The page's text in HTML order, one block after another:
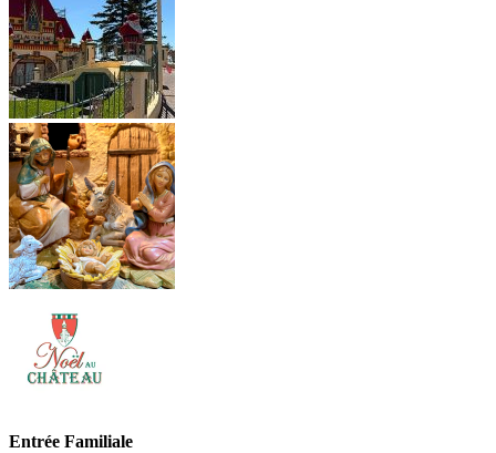
Entrée Familiale